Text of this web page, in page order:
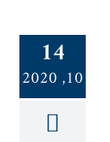
14
10, 2020